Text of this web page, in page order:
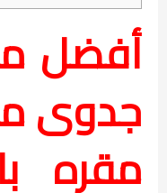
أفضل
جدوى
مقره